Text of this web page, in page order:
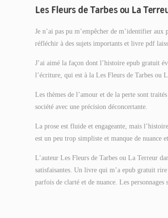
Les Fleurs de Tarbes ou La
Je n’ai pas pu m’empêcher de m’identifier
réfléchir à des sujets importants et livre pdf
J’ai aimé la façon dont l’histoire epub gratuit
l’écriture, qui est à la Les Fleurs de Tarbes ou
Les thèmes de l’amour et de la perte sont
société avec une précision déconcertante.
La prose est fluide et engageante, mais
est un peu trop simpliste et manque de nuance
L’auteur Les Fleurs de Tarbes ou La Terreur
satisfaisantes. Un livre qui m’a epub gratuit
parfois de clarté et de nuance. Les